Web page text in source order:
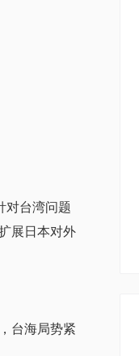
对台湾问题
展日本对外
台海局势紧